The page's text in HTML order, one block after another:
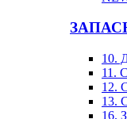
10.
11.
12.
13.
16.